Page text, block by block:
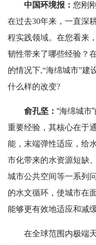
中国环境报： 您刚
在过去30年来，一直深
程实践领域。在您看来
韧性带来了哪些经验？
的情况下,“海绵城市”建
什么样的改变?
俞孔坚： “海绵城市
重要经验，其核心在于
能，末端弹性适应，给
市化带来的水资源短缺
城市公共空间等一系列
的水文循环，使城市在
能够更有效地适应和减
在全球范围内极端